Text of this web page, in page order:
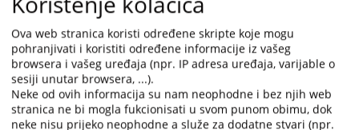
a
Press
the
question
mark
key
a
Press
the
question
mark
key
12.05.2026.
Mjesečni izvještaj o radu suda za april 2026. godine
07.04.2026.
Mjesečni izvještaj o radu suda za mart 2026. godine
Ova web stranica koristi određene skripte koje mogu
pohranjivati i koristiti određene informacije iz vašeg
browsera i vašeg uređaja (npr. IP adresa uređaja, varijable o
sesiji unutar browsera, ...).
Neke od ovih informacija su nam neophodne i bez njih web
stranica ne bi mogla fukcionisati u svom punom obimu, dok
neke nisu prijeko neophodne a služe za dodatne stvari (npr.